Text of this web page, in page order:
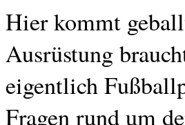
Hier kommt
Ausrüstung
eigentlich
Fragen rund um